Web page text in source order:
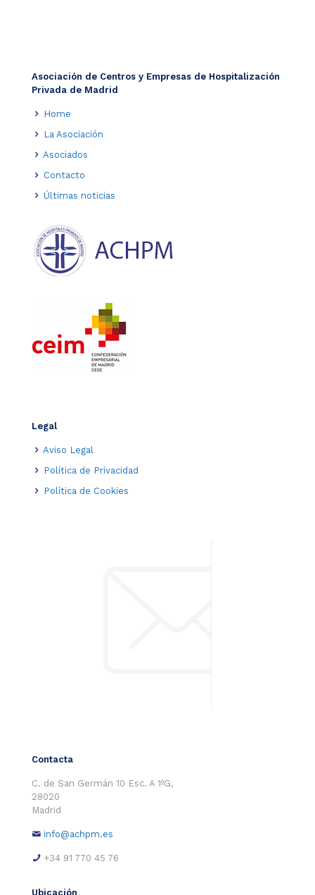
Asociación de Centros y Empresas de Hospitalización
Privada de Madrid
Home
La Asociación
Asociados
Contacto
Últimas noticias
Legal
Aviso Legal
Política de Privacidad
Política de Cookies
Contacta
C. de San Germán 10 Esc. A 1ºG,
28020
Madrid
info@achpm.es
+34 91 770 45 76
Ubicación